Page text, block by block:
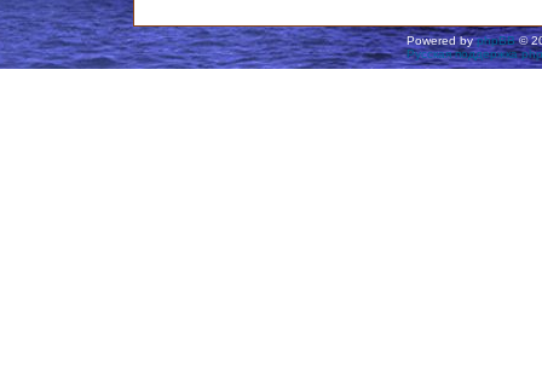
Powered byphpBB©
Русская поддержка